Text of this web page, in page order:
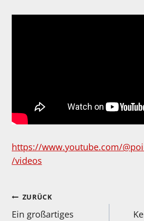
https://www.youtube.com/
/videos
Beitragsnavigation
ZURÜCK
Ein großartiges